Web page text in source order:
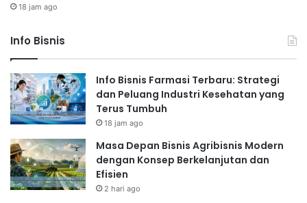
18 jam ago
Info Bisnis
Info Bisnis Farmasi Terbaru: Strategi
dan Peluang Industri Kesehatan yang
Terus Tumbuh
18 jam ago
Masa Depan Bisnis Agribisnis Modern
dengan Konsep Berkelanjutan dan
Efisien
2 hari ago